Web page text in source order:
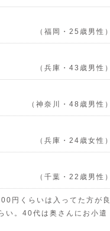
（福岡・25歳男性）
（兵庫・43歳男性）
（神奈川・48歳男性）
（兵庫・24歳女性）
（千葉・22歳男性）
円くらいは入ってた方が良
い。40代は奥さんにお小遣